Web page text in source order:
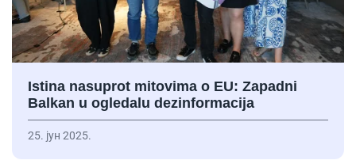
Istina nasuprot mitovima o EU: Zapadni
Balkan u ogledalu dezinformacija
25. јун 2025.